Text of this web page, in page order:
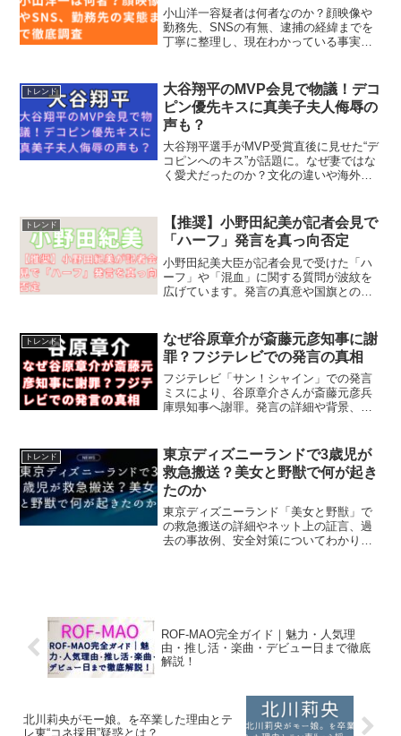
小山洋一容疑者は何者なのか？顔映像や
勤務先、SNSの有無、逮捕の経緯までを
丁寧に整理し、現在わかっている事実を
トレンド
大谷翔平のMVP会見で物議！デコ
ピン優先キスに真美子夫人侮辱の
声も？
大谷翔平選手がMVP受賞直後に見せた“デ
コピンへのキス”が話題に。なぜ妻ではな
く愛犬だったのか？文化の違いや海外メ
トレンド
【推奨】小野田紀美が記者会見で
「ハーフ」発言を真っ向否定
小野田紀美大臣が記者会見で受けた「ハ
ーフ」や「混血」に関する質問が波紋を
広げています。発言の真意や国旗との関
トレンド
なぜ谷原章介が斎藤元彦知事に謝
罪？フジテレビでの発言の真相
フジテレビ「サン！シャイン」での発言
ミスにより、谷原章介さんが斎藤元彦兵
庫県知事へ謝罪。発言の詳細や背景、番
トレンド
東京ディズニーランドで3歳児が
救急搬送？美女と野獣で何が起き
たのか
東京ディズニーランド「美女と野獣」で
の救急搬送の詳細やネット上の証言、過
去の事故例、安全対策についてわかりや
ROF-MAO完全ガイド｜魅力・人気理
由・推し活・楽曲・デビュー日まで徹底
解説！
北川莉央がモー娘。を卒業した理由とテ
レ東“コネ採用”疑惑とは？